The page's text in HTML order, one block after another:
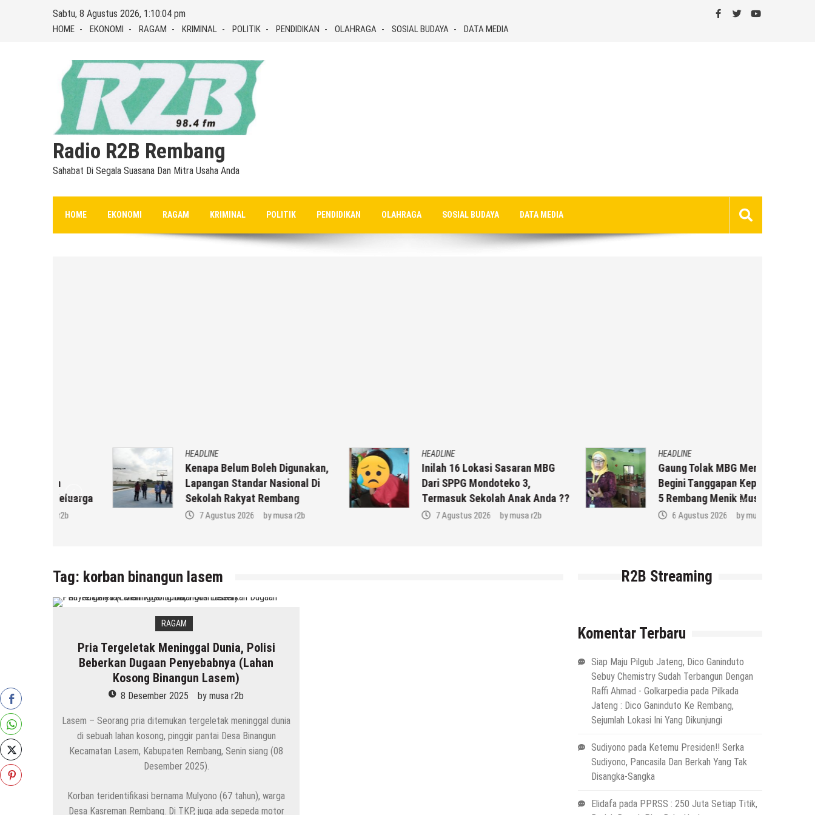
Sabtu, 8 Agustus 2026, 1:10:05 pm
HOME EKONOMI RAGAM KRIMINAL POLITIK PENDIDIKAN OLAHRAGA SOSIAL BUDAYA DATA MEDIA
Radio R2B Rembang
Sahabat Di Segala Suasana Dan Mitra Usaha Anda
HOME EKONOMI RAGAM KRIMINAL POLITIK PENDIDIKAN OLAHRAGA SOSIAL BUDAYA DATA MEDIA
HEADLINE
Kenapa Belum Boleh Digunakan,
Lapangan Standar Nasional Di
Sekolah Rakyat Rembang
7 Agustus 2026 bymusa r2b
HEADLINE
Inilah 16 Lokasi Sasaran MBG
Dari SPPG Mondoteko 3,
Termasuk Sekolah Anak Anda ??
7 Agustus 2026 bymusa r2b
HEADLINE
Gaung Tolak MBG Mencuat,
Begini Tanggapan Kepala SMP N
5 Rembang Menik Mustikatun
6 Agustus 2026 bymusa r2b
Tag: korban binangun lasem
RAGAM
Pria Tergeletak Meninggal Dunia, Polisi
Beberkan Dugaan Penyebabnya (Lahan
Kosong Binangun Lasem)
8 Desember 2025 bymusa r2b
Lasem – Seorang pria ditemukan tergeletak meninggal dunia
di sebuah lahan kosong, pinggir pantai Desa Binangun
Kecamatan Lasem, Kabupaten Rembang, Senin siang (08
Desember 2025).
Korban teridentifikasi bernama Mulyono (67 tahun), warga
Desa Kasreman Rembang. Di TKP, juga ada sepeda motor
R2B Streaming
Komentar Terbaru
Siap Maju Pilgub Jateng, Dico Ganinduto
Sebuy Chemistry Sudah Terbangun Dengan
Raffi Ahmad - Golkarpediapada Pilkada
Jateng : Dico Ganinduto Ke Rembang,
Sejumlah Lokasi Ini Yang Dikunjungi
Sudiyono pada Ketemu Presiden!! Serka
Sudiyono, Pancasila Dan Berkah Yang Tak
Disangka-Sangka
Elidafapada PPRSS : 250 Juta Setiap Titik,